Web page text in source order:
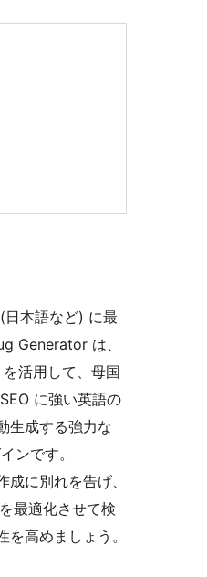
日本語など) に最
Generator は、
活用して、母国
に強い英語の
生成する強力な
ンです。
に別れを告げ、
最適化させて検
高めましょう。